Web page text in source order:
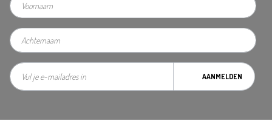
AANMELDEN